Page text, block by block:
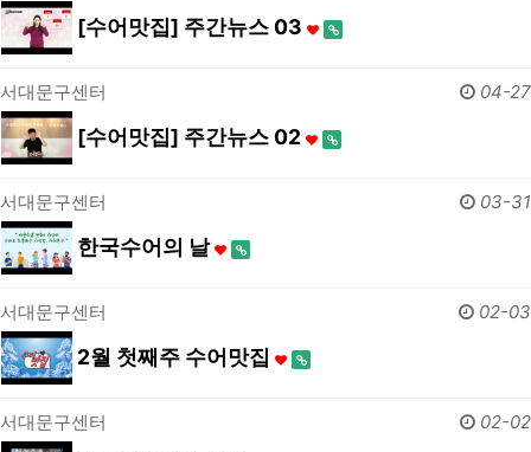
[수어맛집] 주간뉴스 03
서대문구센터 04-27
[수어맛집] 주간뉴스 02
서대문구센터 03-31
한국수어의 날
서대문구센터 02-03
2월 첫째주 수어맛집
서대문구센터 02-02